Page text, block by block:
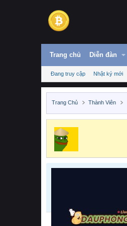
Trang chủ Diễn đàn
Đang truy cập Nhật ký mới
Trang Chủ Thành Viên